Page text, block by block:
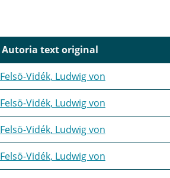
Autoria text original
Vidék, Ludwig von
Vidék, Ludwig von
Vidék, Ludwig von
Vidék, Ludwig von